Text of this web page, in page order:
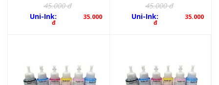
45.000 đ
Uni-Ink:
35.000
đ
45.000 đ
Uni-Ink:
35.000
đ